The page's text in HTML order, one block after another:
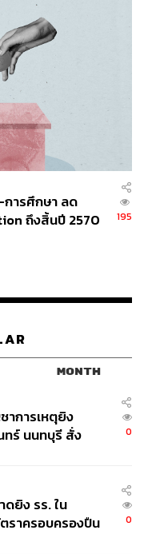
การศึกษา ลด
ถึงสิ้นปี 2570
195
MONTH
การเหตุยิง
ทร์ นนทบุรี สั่ง
0
ยิง รร. ใน
ราครอบครองปืน
0